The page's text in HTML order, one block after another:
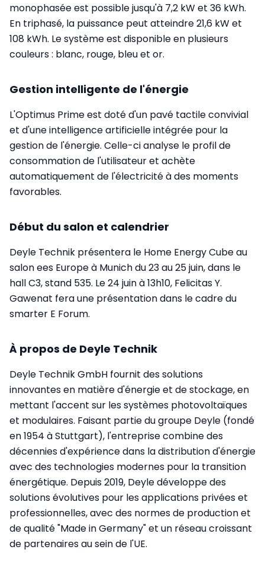
monophasée est possible jusqu'à 7,2 kW et 36 kWh.
En triphasé, la puissance peut atteindre 21,6 kW et
108 kWh. Le système est disponible en plusieurs
couleurs : blanc, rouge, bleu et or.
Gestion intelligente de l'énergie
L'Optimus Prime est doté d'un pavé tactile convivial
et d'une intelligence artificielle intégrée pour la
gestion de l'énergie. Celle-ci analyse le profil de
consommation de l'utilisateur et achète
automatiquement de l'électricité à des moments
favorables.
Début du salon et calendrier
Deyle Technik présentera le Home Energy Cube au
salon ees Europe à Munich du 23 au 25 juin, dans le
hall C3, stand 535. Le 24 juin à 13h10, Felicitas Y.
Gawenat fera une présentation dans le cadre du
smarter E Forum.
À propos de Deyle Technik
Deyle Technik GmbH fournit des solutions
innovantes en matière d'énergie et de stockage, en
mettant l'accent sur les systèmes photovoltaïques
et modulaires. Faisant partie du groupe Deyle (fondé
en 1954 à Stuttgart), l'entreprise combine des
décennies d'expérience dans la distribution d'énergie
avec des technologies modernes pour la transition
énergétique. Depuis 2019, Deyle développe des
solutions évolutives pour les applications privées et
professionnelles, avec des normes de production et
de qualité "Made in Germany" et un réseau croissant
de partenaires au sein de l'UE.